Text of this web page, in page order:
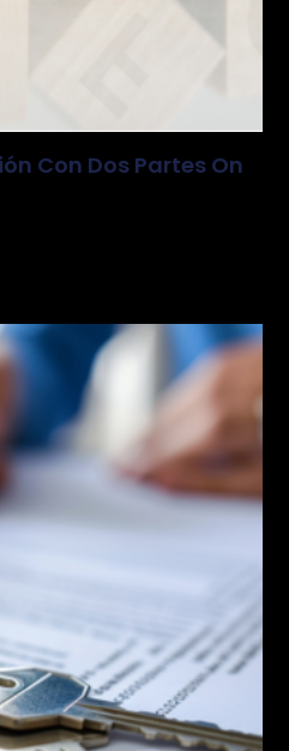
Con Dos Partes On